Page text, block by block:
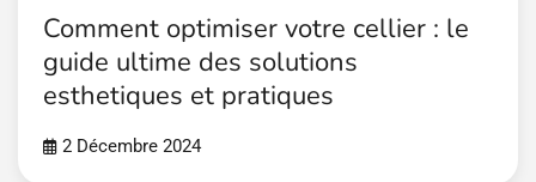
Comment optimiser votre cellier : le
guide ultime des solutions
esthetiques et pratiques
2 Décembre 2024